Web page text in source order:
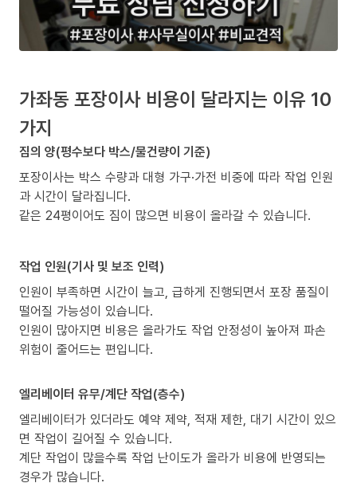
가좌동 포장이사 비용이 달라지는 이유 10
가지
짐의 양(평수보다 박스/물건량이 기준)
포장이사는 박스 수량과 대형 가구·가전 비중에 따라 작업 인원
과 시간이 달라집니다.
같은 24평이어도 짐이 많으면 비용이 올라갈 수 있습니다.
작업 인원(기사 및 보조 인력)
인원이 부족하면 시간이 늘고, 급하게 진행되면서 포장 품질이
떨어질 가능성이 있습니다.
인원이 많아지면 비용은 올라가도 작업 안정성이 높아져 파손
위험이 줄어드는 편입니다.
엘리베이터 유무/계단 작업(층수)
엘리베이터가 있더라도 예약 제약, 적재 제한, 대기 시간이 있으
면 작업이 길어질 수 있습니다.
계단 작업이 많을수록 작업 난이도가 올라가 비용에 반영되는
경우가 많습니다.